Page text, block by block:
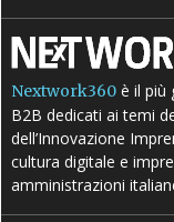
Nextwork360 è il più
B2B dedicati ai temi
dell’Innovazione
cultura digitale e
amministrazioni